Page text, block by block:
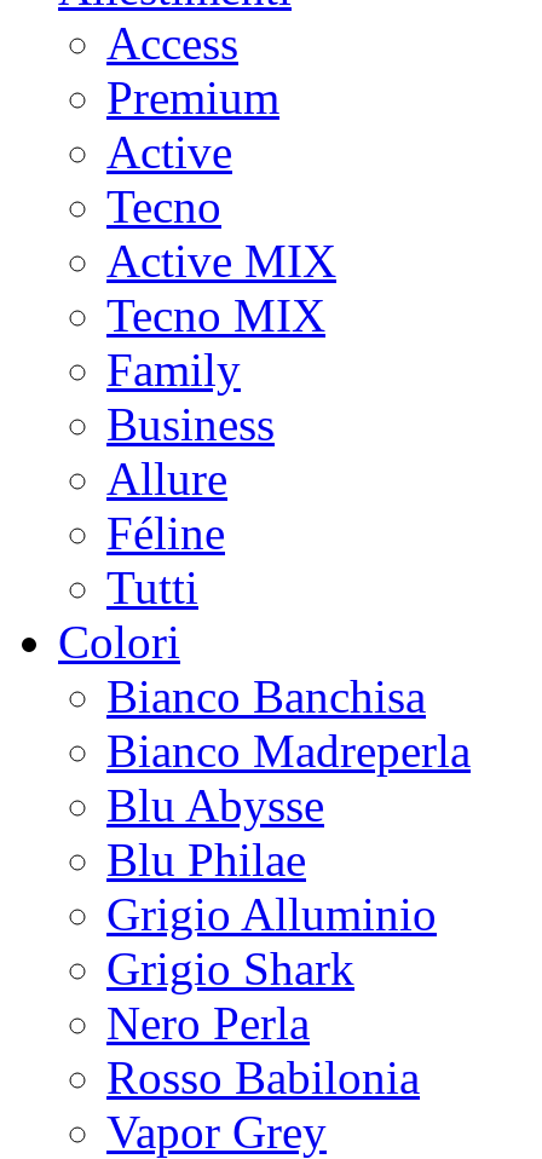
Access
Premium
Active
Tecno
Active MIX
Tecno MIX
Family
Business
Allure
Féline
Tutti
Colori
Bianco Banchisa
Bianco Madreperla
Blu Abysse
Blu Philae
Grigio Alluminio
Grigio Shark
Nero Perla
Rosso Babilonia
Vapor Grey